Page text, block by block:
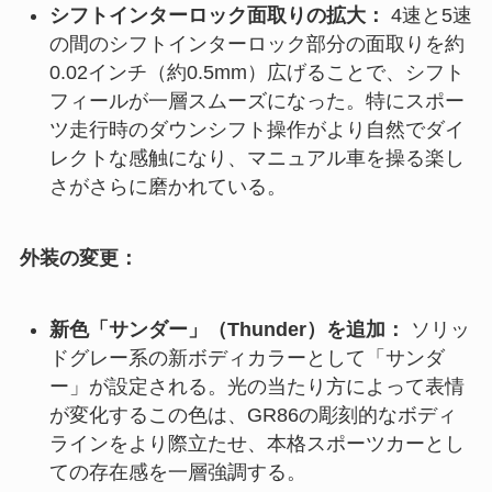
シフトインターロック面取りの拡大： 4速と5速
の間のシフトインターロック部分の面取りを約
0.02インチ（約0.5mm）広げることで、シフト
フィールが一層スムーズになった。特にスポー
ツ走行時のダウンシフト操作がより自然でダイ
レクトな感触になり、マニュアル車を操る楽し
さがさらに磨かれている。
外装の変更：
新色「サンダー」（Thunder）を追加：
ソリッ
ドグレー系の新ボディカラーとして「サンダ
ー」が設定される。光の当たり方によって表情
が変化するこの色は、GR86の彫刻的なボディ
ラインをより際立たせ、本格スポーツカーとし
ての存在感を一層強調する。